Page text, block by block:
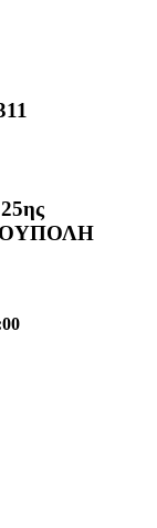
25ης